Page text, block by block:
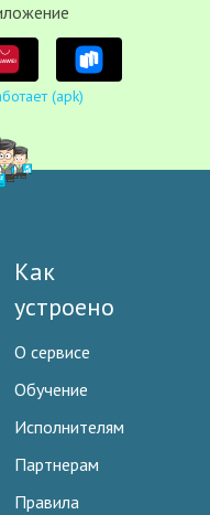
(apk)
Как
устроено
О сервисе
Обучение
Исполнителям
Партнерам
Правила